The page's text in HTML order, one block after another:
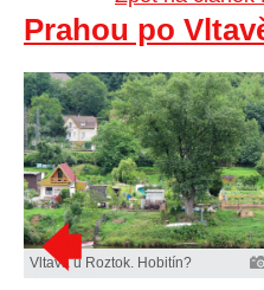
Prahou po
Vltava u Roztok. Hobitín?